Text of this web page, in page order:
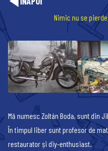
Nimic nu se
Mă numesc Zoltán Boda, sunt din
În timpul liber sunt profesor de
restaurator și diy-enthusiast.